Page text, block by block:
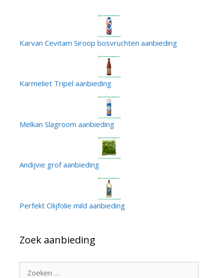
Karvan Cevitam Siroop bosvruchten aanbieding
Karmeliet Tripel aanbieding
Melkan Slagroom aanbieding
Andijvie grof aanbieding
Perfekt Olijfolie mild aanbieding
Zoek aanbieding